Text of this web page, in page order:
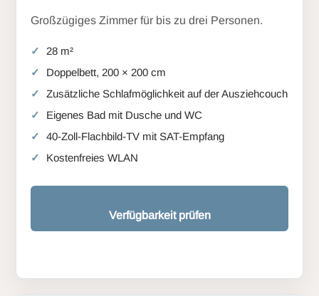
Großzügiges Zimmer für bis zu drei Personen.
28 m²
Doppelbett, 200 × 200 cm
Zusätzliche Schlafmöglichkeit auf der Ausziehcouch
Eigenes Bad mit Dusche und WC
40-Zoll-Flachbild-TV mit SAT-Empfang
Kostenfreies WLAN
Verfügbarkeit prüfen